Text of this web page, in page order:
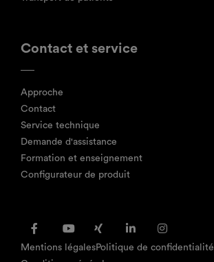
Contact et service
Approche
Contact
Service technique
Demande d'assistance
Formation et enseignement
Configurateur de produit
Mentions légalesPolitique de confidentialité